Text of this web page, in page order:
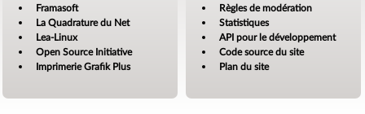
Framasoft
La Quadrature du Net
Lea-Linux
Open Source Initiative
Imprimerie Grafik Plus
Règles de modération
Statistiques
API pour le développement
Code source du site
Plan du site